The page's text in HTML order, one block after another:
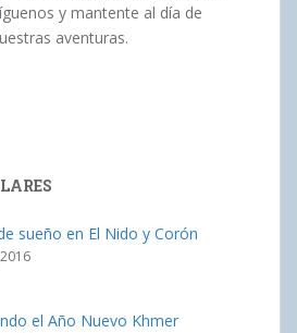
y mantente al día de
aventuras.
sueño en El Nido y Corón
el Año Nuevo Khmer